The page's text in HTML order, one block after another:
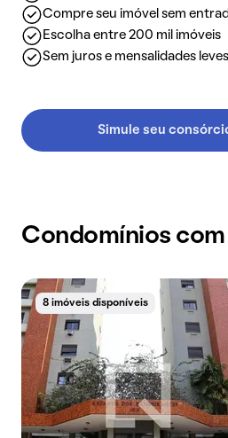
Compre seu imóvel sem
Escolha entre 200 mil imóveis
Sem juros e mensalidades leves
Simule seu
Condomínios
8 imóveis disponíveis